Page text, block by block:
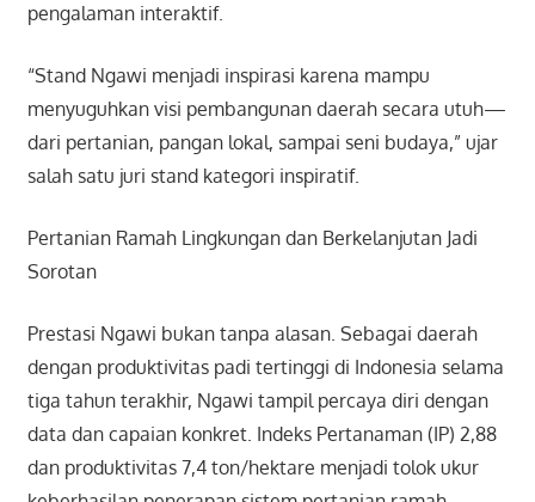
pengalaman interaktif.
“Stand Ngawi menjadi inspirasi karena mampu
menyuguhkan visi pembangunan daerah secara utuh—
dari pertanian, pangan lokal, sampai seni budaya,” ujar
salah satu juri stand kategori inspiratif.
Pertanian Ramah Lingkungan dan Berkelanjutan Jadi
Sorotan
Prestasi Ngawi bukan tanpa alasan. Sebagai daerah
dengan produktivitas padi tertinggi di Indonesia selama
tiga tahun terakhir, Ngawi tampil percaya diri dengan
data dan capaian konkret. Indeks Pertanaman (IP) 2,88
dan produktivitas 7,4 ton/hektare menjadi tolok ukur